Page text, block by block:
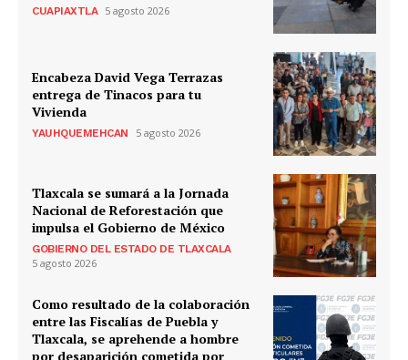
CUAPIAXTLA 5 agosto 2026
Encabeza David Vega Terrazas
entrega de Tinacos para tu
Vivienda
YAUHQUEMEHCAN 5 agosto 2026
Tlaxcala se sumará a la Jornada
Nacional de Reforestación que
impulsa el Gobierno de México
GOBIERNO DEL ESTADO DE TLAXCALA
5 agosto 2026
Como resultado de la colaboración
entre las Fiscalías de Puebla y
Tlaxcala, se aprehende a hombre
por desaparición cometida por